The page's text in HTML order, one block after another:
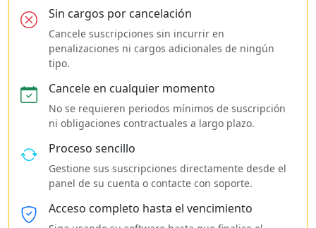
Sin cargos por cancelación
Cancele suscripciones sin incurrir en
penalizaciones ni cargos adicionales de ningún
tipo.
Cancele en cualquier momento
No se requieren periodos mínimos de suscripción
ni obligaciones contractuales a largo plazo.
Proceso sencillo
Gestione sus suscripciones directamente desde el
panel de su cuenta o contacte con soporte.
Acceso completo hasta el vencimiento